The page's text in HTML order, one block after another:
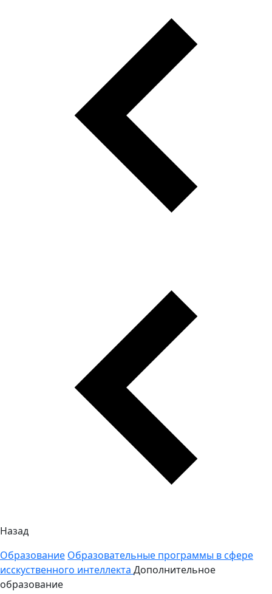
Назад
Образование Образовательные программы в сфере
исскуственного интеллекта Дополнительное
образование